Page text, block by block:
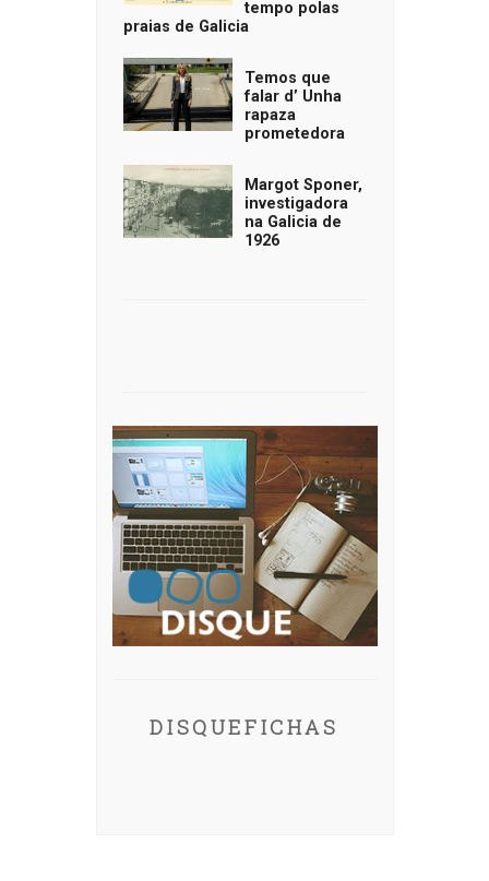
tempo polas
praias de Galicia
Temos que
falar d’ Unha
rapaza
prometedora
Margot Sponer,
investigadora
na Galicia de
1926
DISQUEFICHAS